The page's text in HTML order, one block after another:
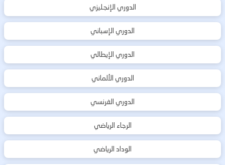
الدوري الإنجليزي
الدوري الإسباني
الدوري الإيطالي
الدوري الألماني
الدوري الفرنسي
الرجاء الرياضي
الوداد الرياضي